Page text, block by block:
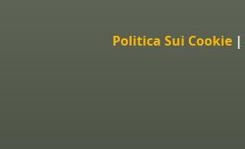
Politica Sui Cookie|